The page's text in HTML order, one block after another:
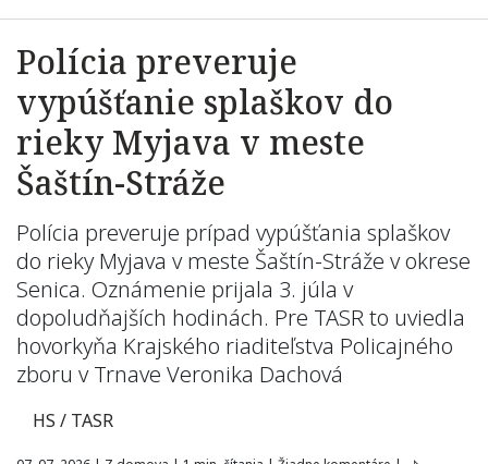
Polícia preveruje
vypúšťanie splaškov do
rieky Myjava v meste
Šaštín-Stráže
Polícia preveruje prípad vypúšťania splaškov
do rieky Myjava v meste Šaštín-Stráže v okrese
Senica. Oznámenie prijala 3. júla v
dopoludňajších hodinách. Pre TASR to uviedla
hovorkyňa Krajského riaditeľstva Policajného
zboru v Trnave Veronika Dachová
HS / TASR